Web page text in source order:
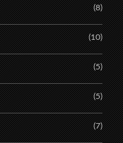
(8)
(10)
(5)
(5)
(7)